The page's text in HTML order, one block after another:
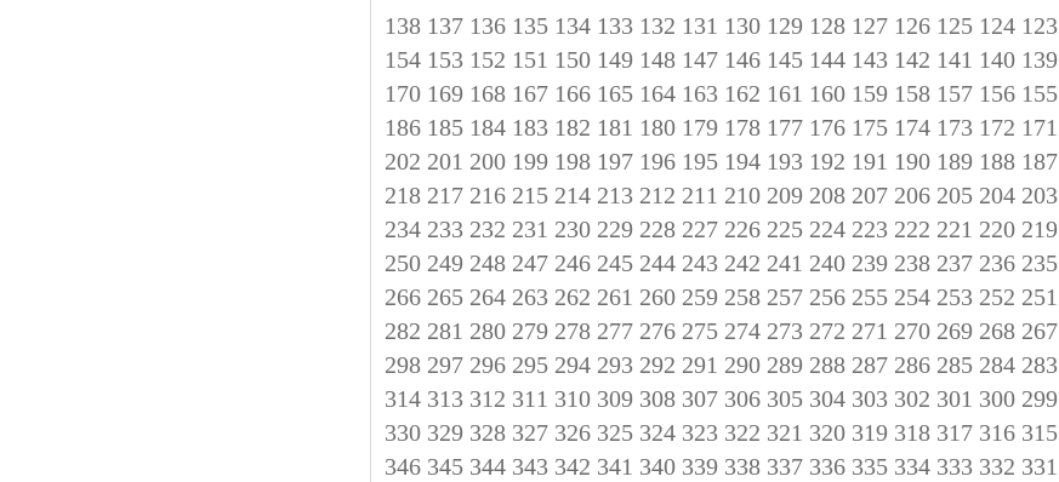
123
124
125
126
127
128
129
130
131
132
133
134
135
136
137
138
139
140
141
142
143
144
145
146
147
148
149
150
151
152
153
154
155
156
157
158
159
160
161
162
163
164
165
166
167
168
169
170
171
172
173
174
175
176
177
178
179
180
181
182
183
184
185
186
187
188
189
190
191
192
193
194
195
196
197
198
199
200
201
202
203
204
205
206
207
208
209
210
211
212
213
214
215
216
217
218
219
220
221
222
223
224
225
226
227
228
229
230
231
232
233
234
235
236
237
238
239
240
241
242
243
244
245
246
247
248
249
250
251
252
253
254
255
256
257
258
259
260
261
262
263
264
265
266
267
268
269
270
271
272
273
274
275
276
277
278
279
280
281
282
283
284
285
286
287
288
289
290
291
292
293
294
295
296
297
298
299
300
301
302
303
304
305
306
307
308
309
310
311
312
313
314
315
316
317
318
319
320
321
322
323
324
325
326
327
328
329
330
331
332
333
334
335
336
337
338
339
340
341
342
343
344
345
346